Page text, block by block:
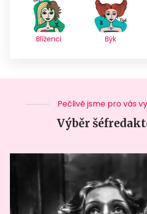
Blíženci Býk
Pečlivě jsme pro vás
Výběr